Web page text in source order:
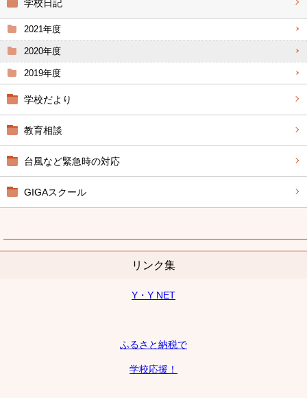
学校日記
2021年度
2020年度
2019年度
学校だより
教育相談
台風など緊急時の対応
GIGAスクール
リンク集
Y・Y NET
ふるさと納税で
学校応援！